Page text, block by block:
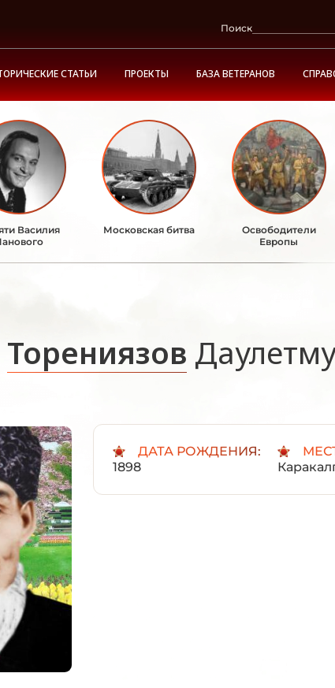
Поиск
СТАТЬИ ПРОЕКТЫ БАЗА ВЕТЕРАНОВ
Василия
Московская битва
Освободители
Европы
Торениязов
ДАТА РОЖДЕНИЯ:
1898